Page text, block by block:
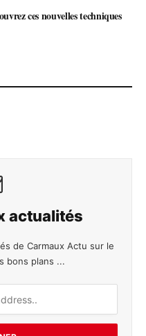
ces nouvelles techniques
actualités
de Carmaux Actu sur le
bons plans ...